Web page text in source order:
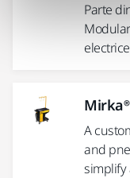
Parte
A
and
simplify